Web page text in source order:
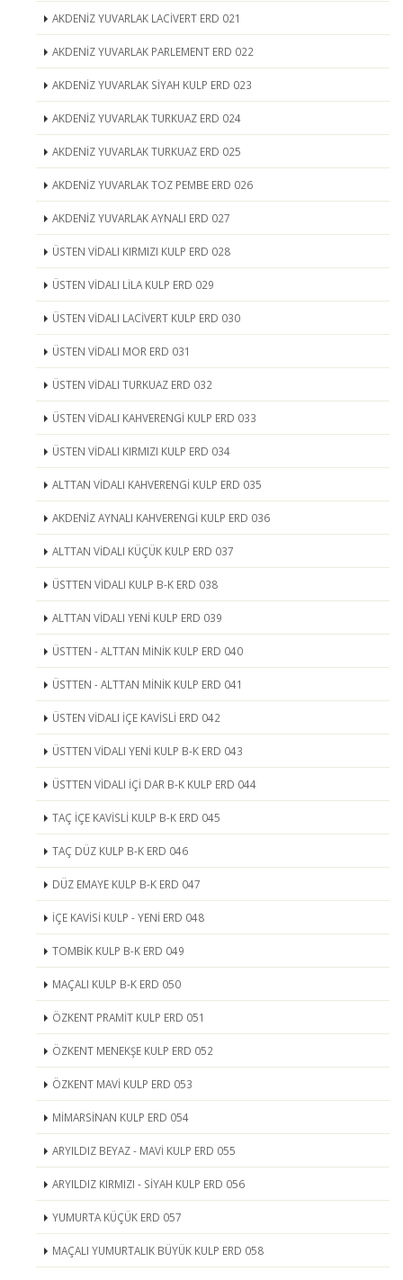
AKDENİZ YUVARLAK LACİVERT ERD 021
AKDENİZ YUVARLAK PARLEMENT ERD 022
AKDENİZ YUVARLAK SİYAH KULP ERD 023
AKDENİZ YUVARLAK TURKUAZ ERD 024
AKDENİZ YUVARLAK TURKUAZ ERD 025
AKDENİZ YUVARLAK TOZ PEMBE ERD 026
AKDENİZ YUVARLAK AYNALI ERD 027
ÜSTEN VİDALI KIRMIZI KULP ERD 028
ÜSTEN VİDALI LİLA KULP ERD 029
ÜSTEN VİDALI LACİVERT KULP ERD 030
ÜSTEN VİDALI MOR ERD 031
ÜSTEN VİDALI TURKUAZ ERD 032
ÜSTEN VİDALI KAHVERENGİ KULP ERD 033
ÜSTEN VİDALI KIRMIZI KULP ERD 034
ALTTAN VİDALI KAHVERENGİ KULP ERD 035
AKDENİZ AYNALI KAHVERENGİ KULP ERD 036
ALTTAN VİDALI KÜÇÜK KULP ERD 037
ÜSTTEN VİDALI KULP B-K ERD 038
ALTTAN VİDALI YENİ KULP ERD 039
ÜSTTEN - ALTTAN MİNİK KULP ERD 040
ÜSTTEN - ALTTAN MİNİK KULP ERD 041
ÜSTEN VİDALI İÇE KAVİSLİ ERD 042
ÜSTTEN VİDALI YENİ KULP B-K ERD 043
ÜSTTEN VİDALI İÇİ DAR B-K KULP ERD 044
TAÇ İÇE KAVİSLİ KULP B-K ERD 045
TAÇ DÜZ KULP B-K ERD 046
DÜZ EMAYE KULP B-K ERD 047
İÇE KAVİSİ KULP - YENİ ERD 048
TOMBİK KULP B-K ERD 049
MAÇALI KULP B-K ERD 050
ÖZKENT PRAMİT KULP ERD 051
ÖZKENT MENEKŞE KULP ERD 052
ÖZKENT MAVİ KULP ERD 053
MİMARSİNAN KULP ERD 054
ARYILDIZ BEYAZ - MAVİ KULP ERD 055
ARYILDIZ KIRMIZI - SİYAH KULP ERD 056
YUMURTA KÜÇÜK ERD 057
MAÇALI YUMURTALIK BÜYÜK KULP ERD 058